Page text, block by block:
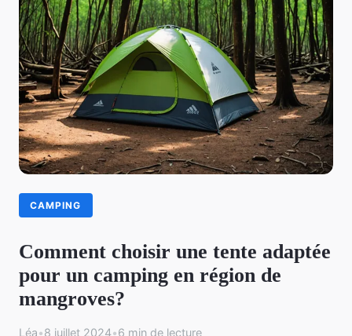
CAMPING
Comment choisir une tente adaptée
pour un camping en région de
mangroves?
Léa•8 juillet 2024•6 min de lecture